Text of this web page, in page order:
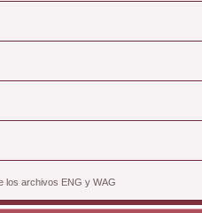
los archivos ENG y WAG